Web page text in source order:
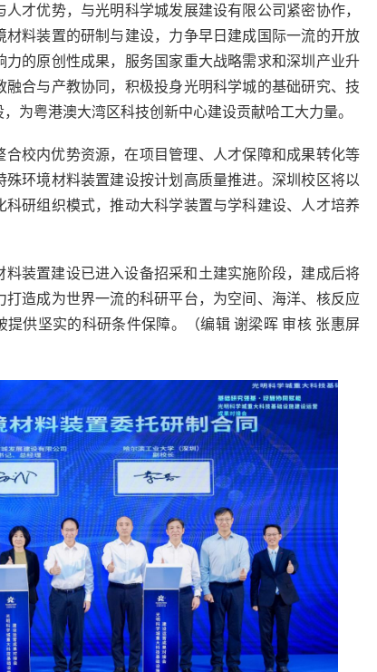
才优势，与光明科学城发展建设有限公司紧密协作，
材料装置的研制与建设，力争早日建成国际一流的开放
力的原创性成果，服务国家重大战略需求和深圳产业升
合与产教协同，积极投身光明科学城的基础研究、技
为粤港澳大湾区科技创新中心建设贡献哈工大力量。
合校内优势资源，在项目管理、人才保障和成果转化等
殊环境材料装置建设按计划高质量推进。深圳校区将以
科研组织模式，推动大科学装置与学科建设、人才培养
料装置建设已进入设备招采和土建实施阶段，建成后将
造成为世界一流的科研平台，为空间、海洋、核反应
提供坚实的科研条件保障。（编辑 谢梁晖 审核 张惠屏